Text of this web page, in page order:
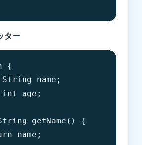
ター
{
name;
age;
getName() {
name;